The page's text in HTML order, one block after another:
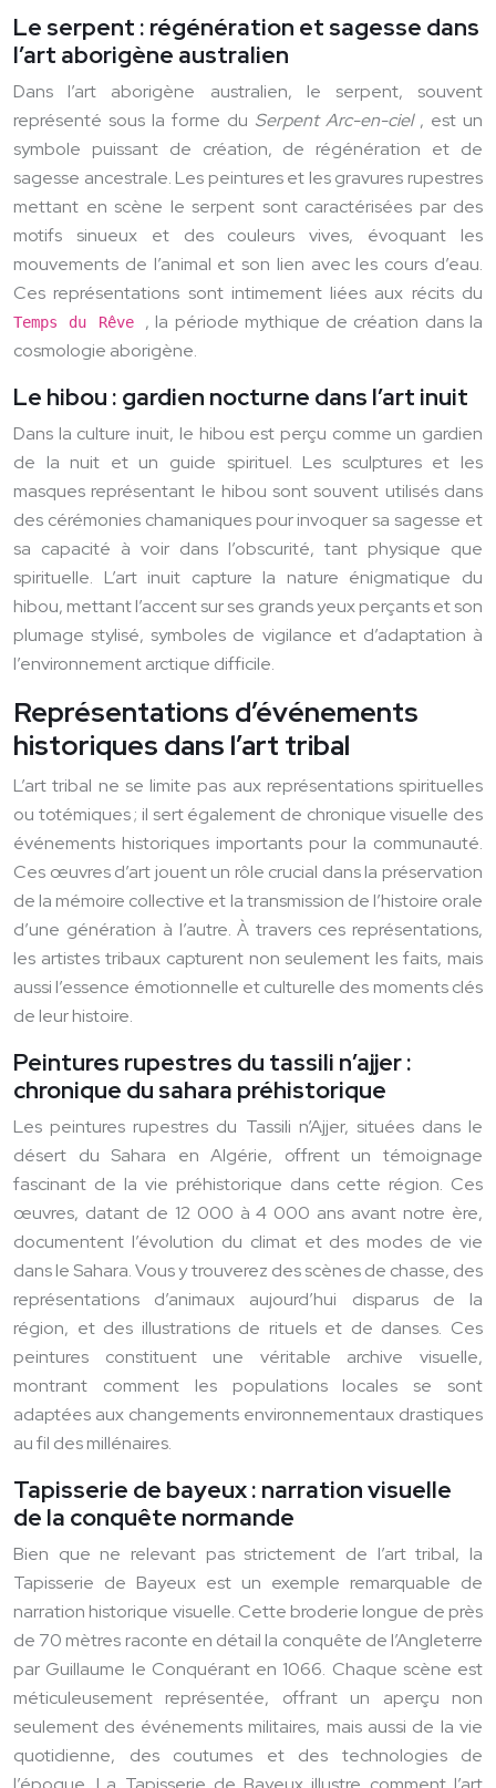
Le serpent : régénération et sagesse dans
l’art aborigène australien
Dans l’art aborigène australien, le serpent, souvent
représenté sous la forme du Serpent Arc-en-ciel , est un
symbole puissant de création, de régénération et de
sagesse ancestrale. Les peintures et les gravures rupestres
mettant en scène le serpent sont caractérisées par des
motifs sinueux et des couleurs vives, évoquant les
mouvements de l’animal et son lien avec les cours d’eau.
Ces représentations sont intimement liées aux récits du
Temps du Rêve , la période mythique de création dans la
cosmologie aborigène.
Le hibou : gardien nocturne dans l’art inuit
Dans la culture inuit, le hibou est perçu comme un gardien
de la nuit et un guide spirituel. Les sculptures et les
masques représentant le hibou sont souvent utilisés dans
des cérémonies chamaniques pour invoquer sa sagesse et
sa capacité à voir dans l’obscurité, tant physique que
spirituelle. L’art inuit capture la nature énigmatique du
hibou, mettant l’accent sur ses grands yeux perçants et son
plumage stylisé, symboles de vigilance et d’adaptation à
l’environnement arctique difficile.
Représentations d’événements
historiques dans l’art tribal
L’art tribal ne se limite pas aux représentations spirituelles
ou totémiques ; il sert également de chronique visuelle des
événements historiques importants pour la communauté.
Ces œuvres d’art jouent un rôle crucial dans la préservation
de la mémoire collective et la transmission de l’histoire orale
d’une génération à l’autre. À travers ces représentations,
les artistes tribaux capturent non seulement les faits, mais
aussi l’essence émotionnelle et culturelle des moments clés
de leur histoire.
Peintures rupestres du tassili n’ajjer :
chronique du sahara préhistorique
Les peintures rupestres du Tassili n’Ajjer, situées dans le
désert du Sahara en Algérie, offrent un témoignage
fascinant de la vie préhistorique dans cette région. Ces
œuvres, datant de 12 000 à 4 000 ans avant notre ère,
documentent l’évolution du climat et des modes de vie
dans le Sahara. Vous y trouverez des scènes de chasse, des
représentations d’animaux aujourd’hui disparus de la
région, et des illustrations de rituels et de danses. Ces
peintures constituent une véritable archive visuelle,
montrant comment les populations locales se sont
adaptées aux changements environnementaux drastiques
au fil des millénaires.
Tapisserie de bayeux : narration visuelle
de la conquête normande
Bien que ne relevant pas strictement de l’art tribal, la
Tapisserie de Bayeux est un exemple remarquable de
narration historique visuelle. Cette broderie longue de près
de 70 mètres raconte en détail la conquête de l’Angleterre
par Guillaume le Conquérant en 1066. Chaque scène est
méticuleusement représentée, offrant un aperçu non
seulement des événements militaires, mais aussi de la vie
quotidienne, des coutumes et des technologies de